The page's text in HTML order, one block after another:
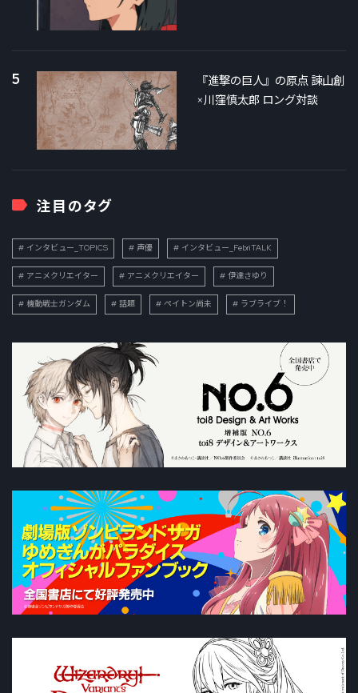
5
『進撃の巨人』の原点 諫山創
×川窪慎太郎 ロング対談
注目のタグ
インタビュー_TOPICS 声優 インタビュー_FebriTALK
アニメクリエイター アニメクリエイター 伊達さゆり
機動戦士ガンダム 話題 ペイトン尚未 ラブライブ！